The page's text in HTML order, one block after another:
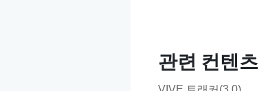
관련 컨텐츠